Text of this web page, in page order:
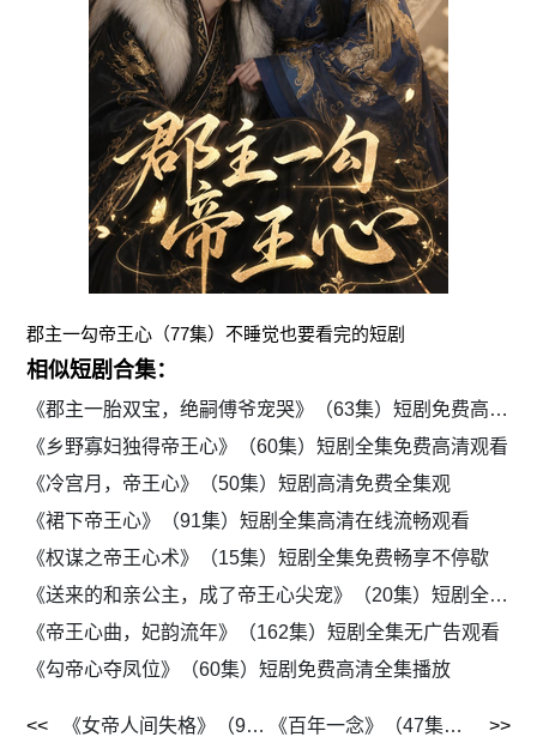
郡主一勾帝王心（77集）不睡觉也要看完的短剧
相似短剧合集：
《郡主一胎双宝，绝嗣傅爷宠哭》（63集）短剧免费高清全集追剧
《乡野寡妇独得帝王心》（60集）短剧全集免费高清观看
《冷宫月，帝王心》（50集）短剧高清免费全集观
《裙下帝王心》（91集）短剧全集高清在线流畅观看
《权谋之帝王心术》（15集）短剧全集免费畅享不停歇
《送来的和亲公主，成了帝王心尖宠》（20集）短剧全集流畅观看
《帝王心曲，妃韵流年》（162集）短剧全集无广告观看
《勾帝心夺凤位》（60集）短剧免费高清全集播放
《女帝人间失格》（90集）短剧免费在线观看全集 《百年一念》（47集）短剧全集免费在线观看